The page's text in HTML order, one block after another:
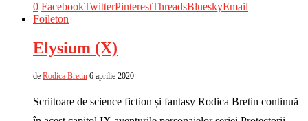
0 FacebookTwitterPinterestThreadsBlueskyEmail
Foileton
Elysium (X)
de Rodica Bretin 6 aprilie 2020
Scriitoare de science fiction și fantasy Rodica Bretin continuă